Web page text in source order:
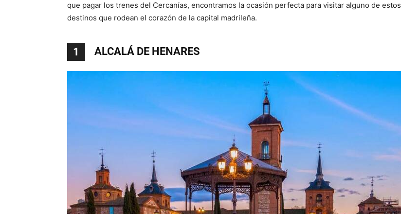
que pagar los trenes del Cercanías, encontramos la ocasión perfecta para visitar alguno de estos
destinos que rodean el corazón de la capital madrileña.
1 ALCALÁ DE HENARES